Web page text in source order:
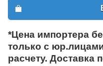
*Цена импортера
только с
расчету. Доставка